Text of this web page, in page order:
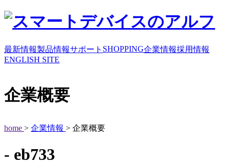
最新情報製品情報サポート SHOPPING企業情報採用情報
ENGLISH SITE
企業概要
home > 企業情報 > 企業概要
- eb733